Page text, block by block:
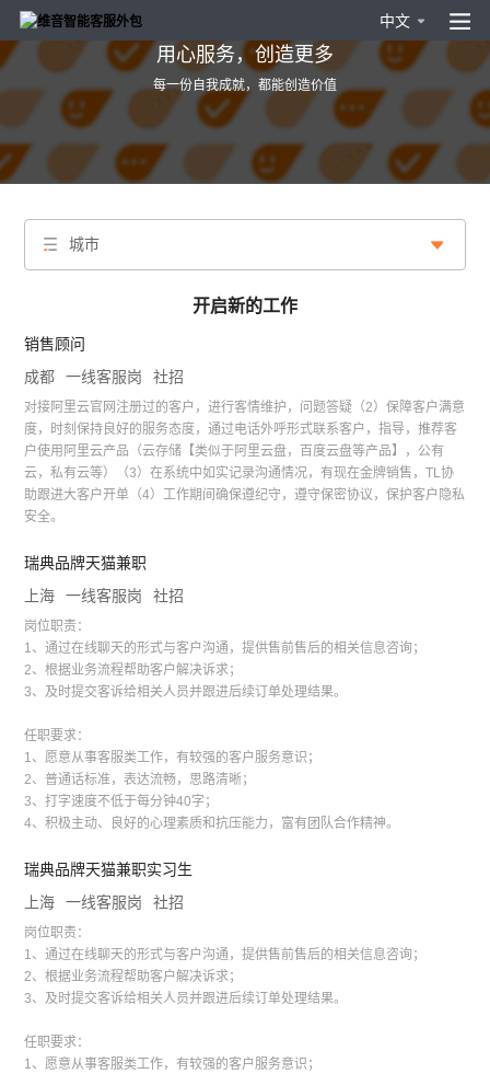
中文
用心服务，创造更多
每一份自我成就，都能创造价值
城市
开启新的工作
销售顾问
成都
一线客服岗 社招
对接阿里云官网注册过的客户，进行客情维护，问题答疑（2）保障客户满意
度，时刻保持良好的服务态度，通过电话外呼形式联系客户，指导，推荐客
户使用阿里云产品（云存储【类似于阿里云盘，百度云盘等产品】，公有
云，私有云等）（3）在系统中如实记录沟通情况，有现在金牌销售，TL协
助跟进大客户开单（4）工作期间确保遵纪守，遵守保密协议，保护客户隐私
安全。
瑞典品牌天猫兼职
上海
一线客服岗 社招
岗位职责：
1、通过在线聊天的形式与客户沟通，提供售前售后的相关信息咨询；
2、根据业务流程帮助客户解决诉求；
3、及时提交客诉给相关人员并跟进后续订单处理结果。
任职要求：
1、愿意从事客服类工作，有较强的客户服务意识；
2、普通话标准，表达流畅，思路清晰；
3、打字速度不低于每分钟40字；
4、积极主动、良好的心理素质和抗压能力，富有团队合作精神。
瑞典品牌天猫兼职实习生
上海
一线客服岗 社招
岗位职责：
1、通过在线聊天的形式与客户沟通，提供售前售后的相关信息咨询；
2、根据业务流程帮助客户解决诉求；
3、及时提交客诉给相关人员并跟进后续订单处理结果。
任职要求：
1、愿意从事客服类工作，有较强的客户服务意识；